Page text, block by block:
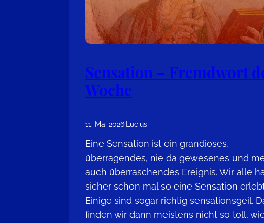
Sensation – Fremdwort
Woche
11. Mai 2026·Lucius
Eine Sensation ist ein grandioses,
überragendes, nie da gewesenes und
auch überraschendes Ereignis. Wir alle
sicher schon mal so eine Sensation
Einige sind sogar richtig sensationsgeil.
finden wir dann meistens nicht so toll,